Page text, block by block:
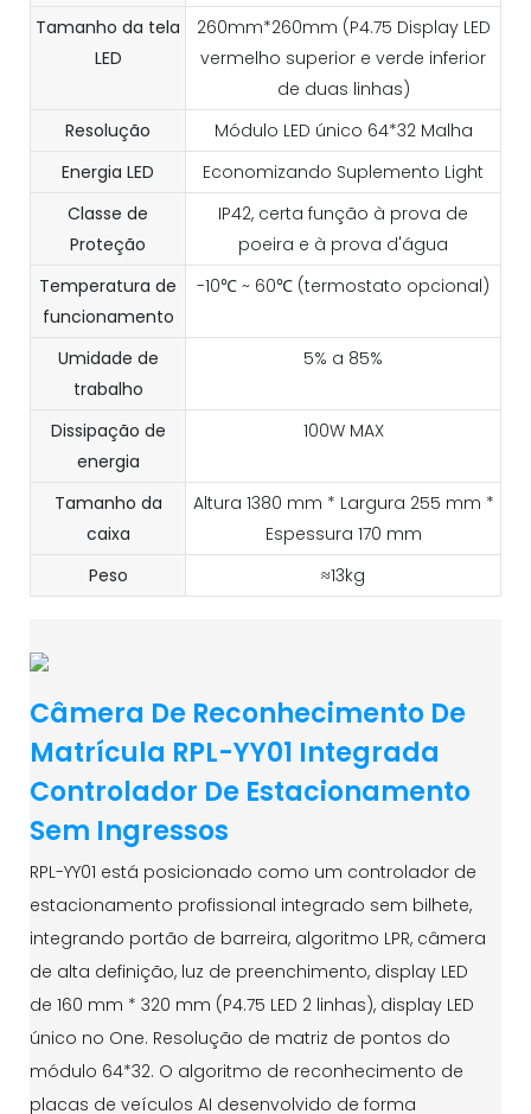
Tamanho da tela
LED
260mm*260mm (P4.75 Display LED
vermelho superior e verde inferior
de duas linhas)
Resolução
Módulo LED único 64*32 Malha
Energia LED
Economizando Suplemento Light
Classe de
Proteção
IP42, certa função à prova de
poeira e à prova d'água
Temperatura de
funcionamento
-10℃ ~ 60℃ (termostato opcional)
Umidade de
trabalho
5% a 85%
Dissipação de
energia
100W MAX
Tamanho da
caixa
Altura 1380 mm * Largura 255 mm *
Espessura 170 mm
Peso
≈13kg
Câmera De Reconhecimento De
Matrícula RPL-YY01 Integrada
Controlador De Estacionamento
Sem Ingressos
RPL-YY01 está posicionado como um controlador de
estacionamento profissional integrado sem bilhete,
integrando portão de barreira, algoritmo LPR, câmera
de alta definição, luz de preenchimento, display LED
de 160 mm * 320 mm (P4.75 LED 2 linhas), display LED
único no One. Resolução de matriz de pontos do
módulo 64*32. O algoritmo de reconhecimento de
placas de veículos AI desenvolvido de forma